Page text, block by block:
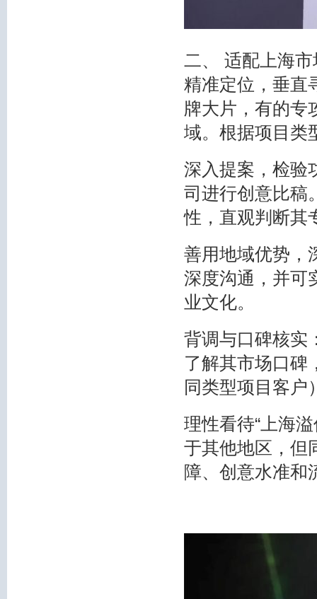
二、 适配上海
精准定位，垂直
牌大片，有的专
域。根据项目类
深入提案，检验
司进行创意比稿
性，直观判断其
善用地域优势，
深度沟通，并可
业文化。
背调与口碑核实
了解其市场口碑
同类型项目客户
理性看待“上海
于其他地区，但
障、创意水准和